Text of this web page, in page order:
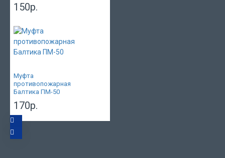
150р.
Муфта
противопожарная
Балтика ПМ-50
170р.